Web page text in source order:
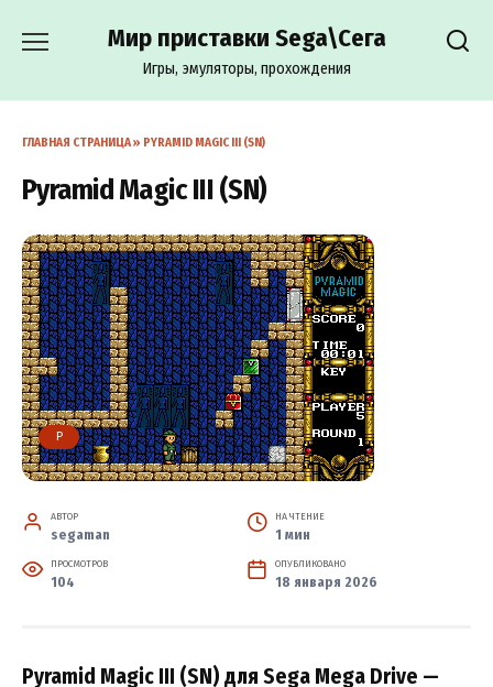
Мир приставки Sega\Сега
Игры, эмуляторы, прохождения
ГЛАВНАЯ СТРАНИЦА» PYRAMID MAGIC III (SN)
Pyramid Magic III (SN)
P
АВТОР
segaman
НА ЧТЕНИЕ
1 мин
ПРОСМОТРОВ
104
ОПУБЛИКОВАНО
18 января 2026
Pyramid Magic III (SN) для Sega Mega Drive —